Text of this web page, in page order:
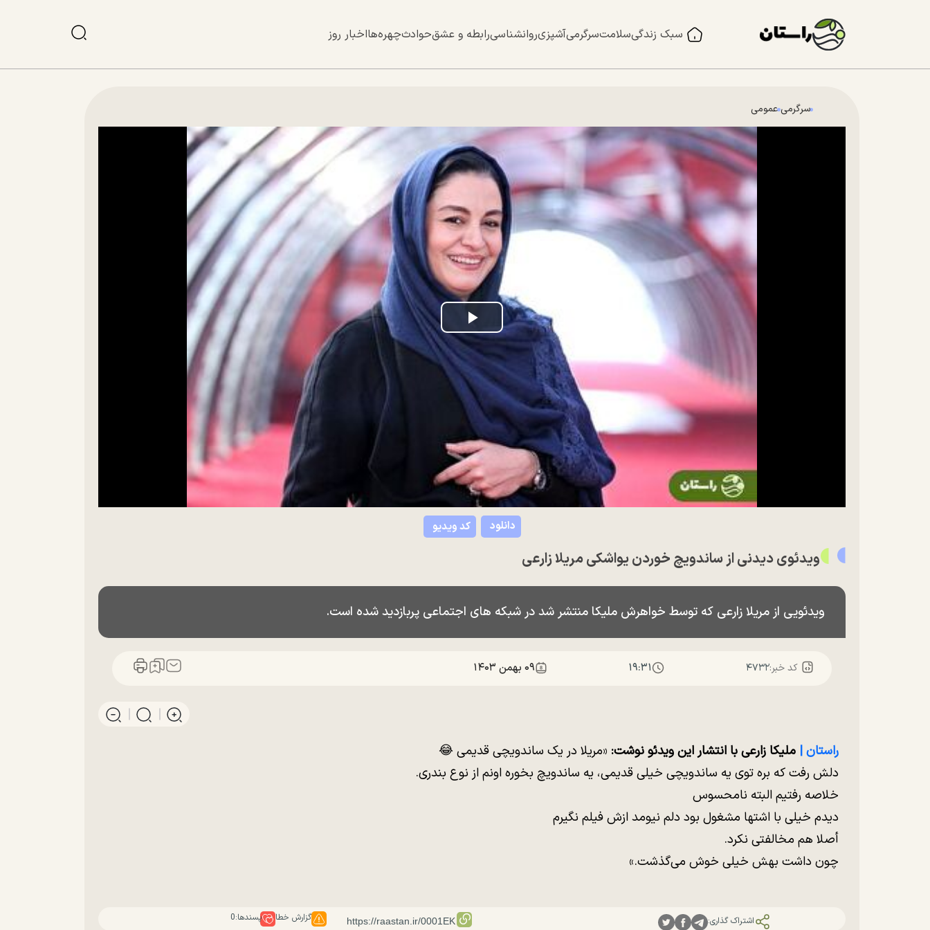
سبک زندگیسلامتسرگرمیآشپزیروانشناسیرابطه و عشقحوادثچهره‌هااخبار روز
سرگرمی عمومی
Play
Video
کد ویدیو دانلود
ویدئوی دیدنی از ساندویچ خوردن یواشکی مریلا زارعی
ویدئویی از مریلا زارعی که توسط خواهرش ملیکا منتشر شد در شبکه های اجتماعی پربازدید شده است.
کد خبر:۴۷۳۲ ۱۹:۳۱ ۰۹ بهمن ۱۴۰۳
راستان | ملیکا زارعی با انتشار این ویدئو نوشت: «مریلا در یک ساندویچی قدیمی 😂
دلش رفت که بره توی یه ساندویچی خیلی قدیمی، یه ساندویچ بخوره اونم از نوع بندری.
خلاصه رفتیم البته نامحسوس
دیدم خیلی با اشتها مشغول بود دلم نیومد ازش فیلم نگیرم
أصلا هم مخالفتی نکرد.
چون داشت بهش خیلی خوش می‌گذشت.»
اشتراک گذاری: گزارش خطا پسندها:0